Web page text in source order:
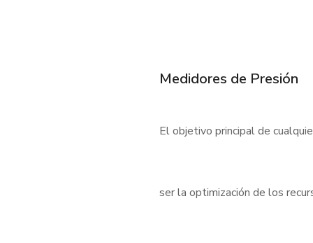
Medidores de Presión
El objetivo principal de
ser la optimización de los